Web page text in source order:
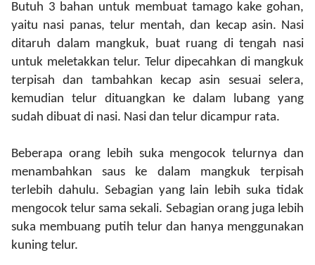
Butuh 3 bahan untuk membuat tamago kake gohan,
yaitu nasi panas, telur mentah, dan kecap asin. Nasi
ditaruh dalam mangkuk, buat ruang di tengah nasi
untuk meletakkan telur. Telur dipecahkan di mangkuk
terpisah dan tambahkan kecap asin sesuai selera,
kemudian telur dituangkan ke dalam lubang yang
sudah dibuat di nasi. Nasi dan telur dicampur rata.
Beberapa orang lebih suka mengocok telurnya dan
menambahkan saus ke dalam mangkuk terpisah
terlebih dahulu. Sebagian yang lain lebih suka tidak
mengocok telur sama sekali. Sebagian orang juga lebih
suka membuang putih telur dan hanya menggunakan
kuning telur.